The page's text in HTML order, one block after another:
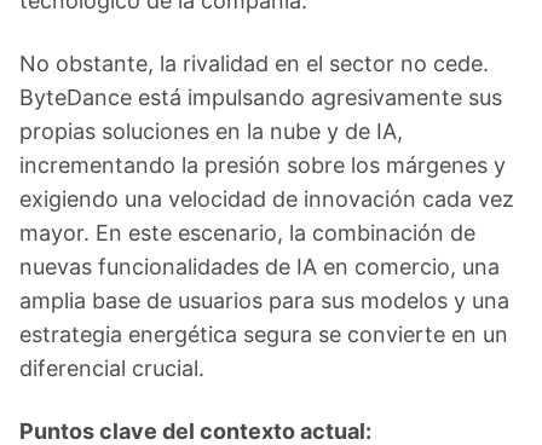
No obstante, la rivalidad en el sector no cede.
ByteDance está impulsando agresivamente sus
propias soluciones en la nube y de IA,
incrementando la presión sobre los márgenes y
exigiendo una velocidad de innovación cada vez
mayor. En este escenario, la combinación de
nuevas funcionalidades de IA en comercio, una
amplia base de usuarios para sus modelos y una
estrategia energética segura se convierte en un
diferencial crucial.
Puntos clave del contexto actual: